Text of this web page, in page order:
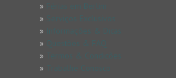
»
»
»
»
»
»